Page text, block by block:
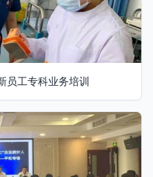
员工专科业务培训